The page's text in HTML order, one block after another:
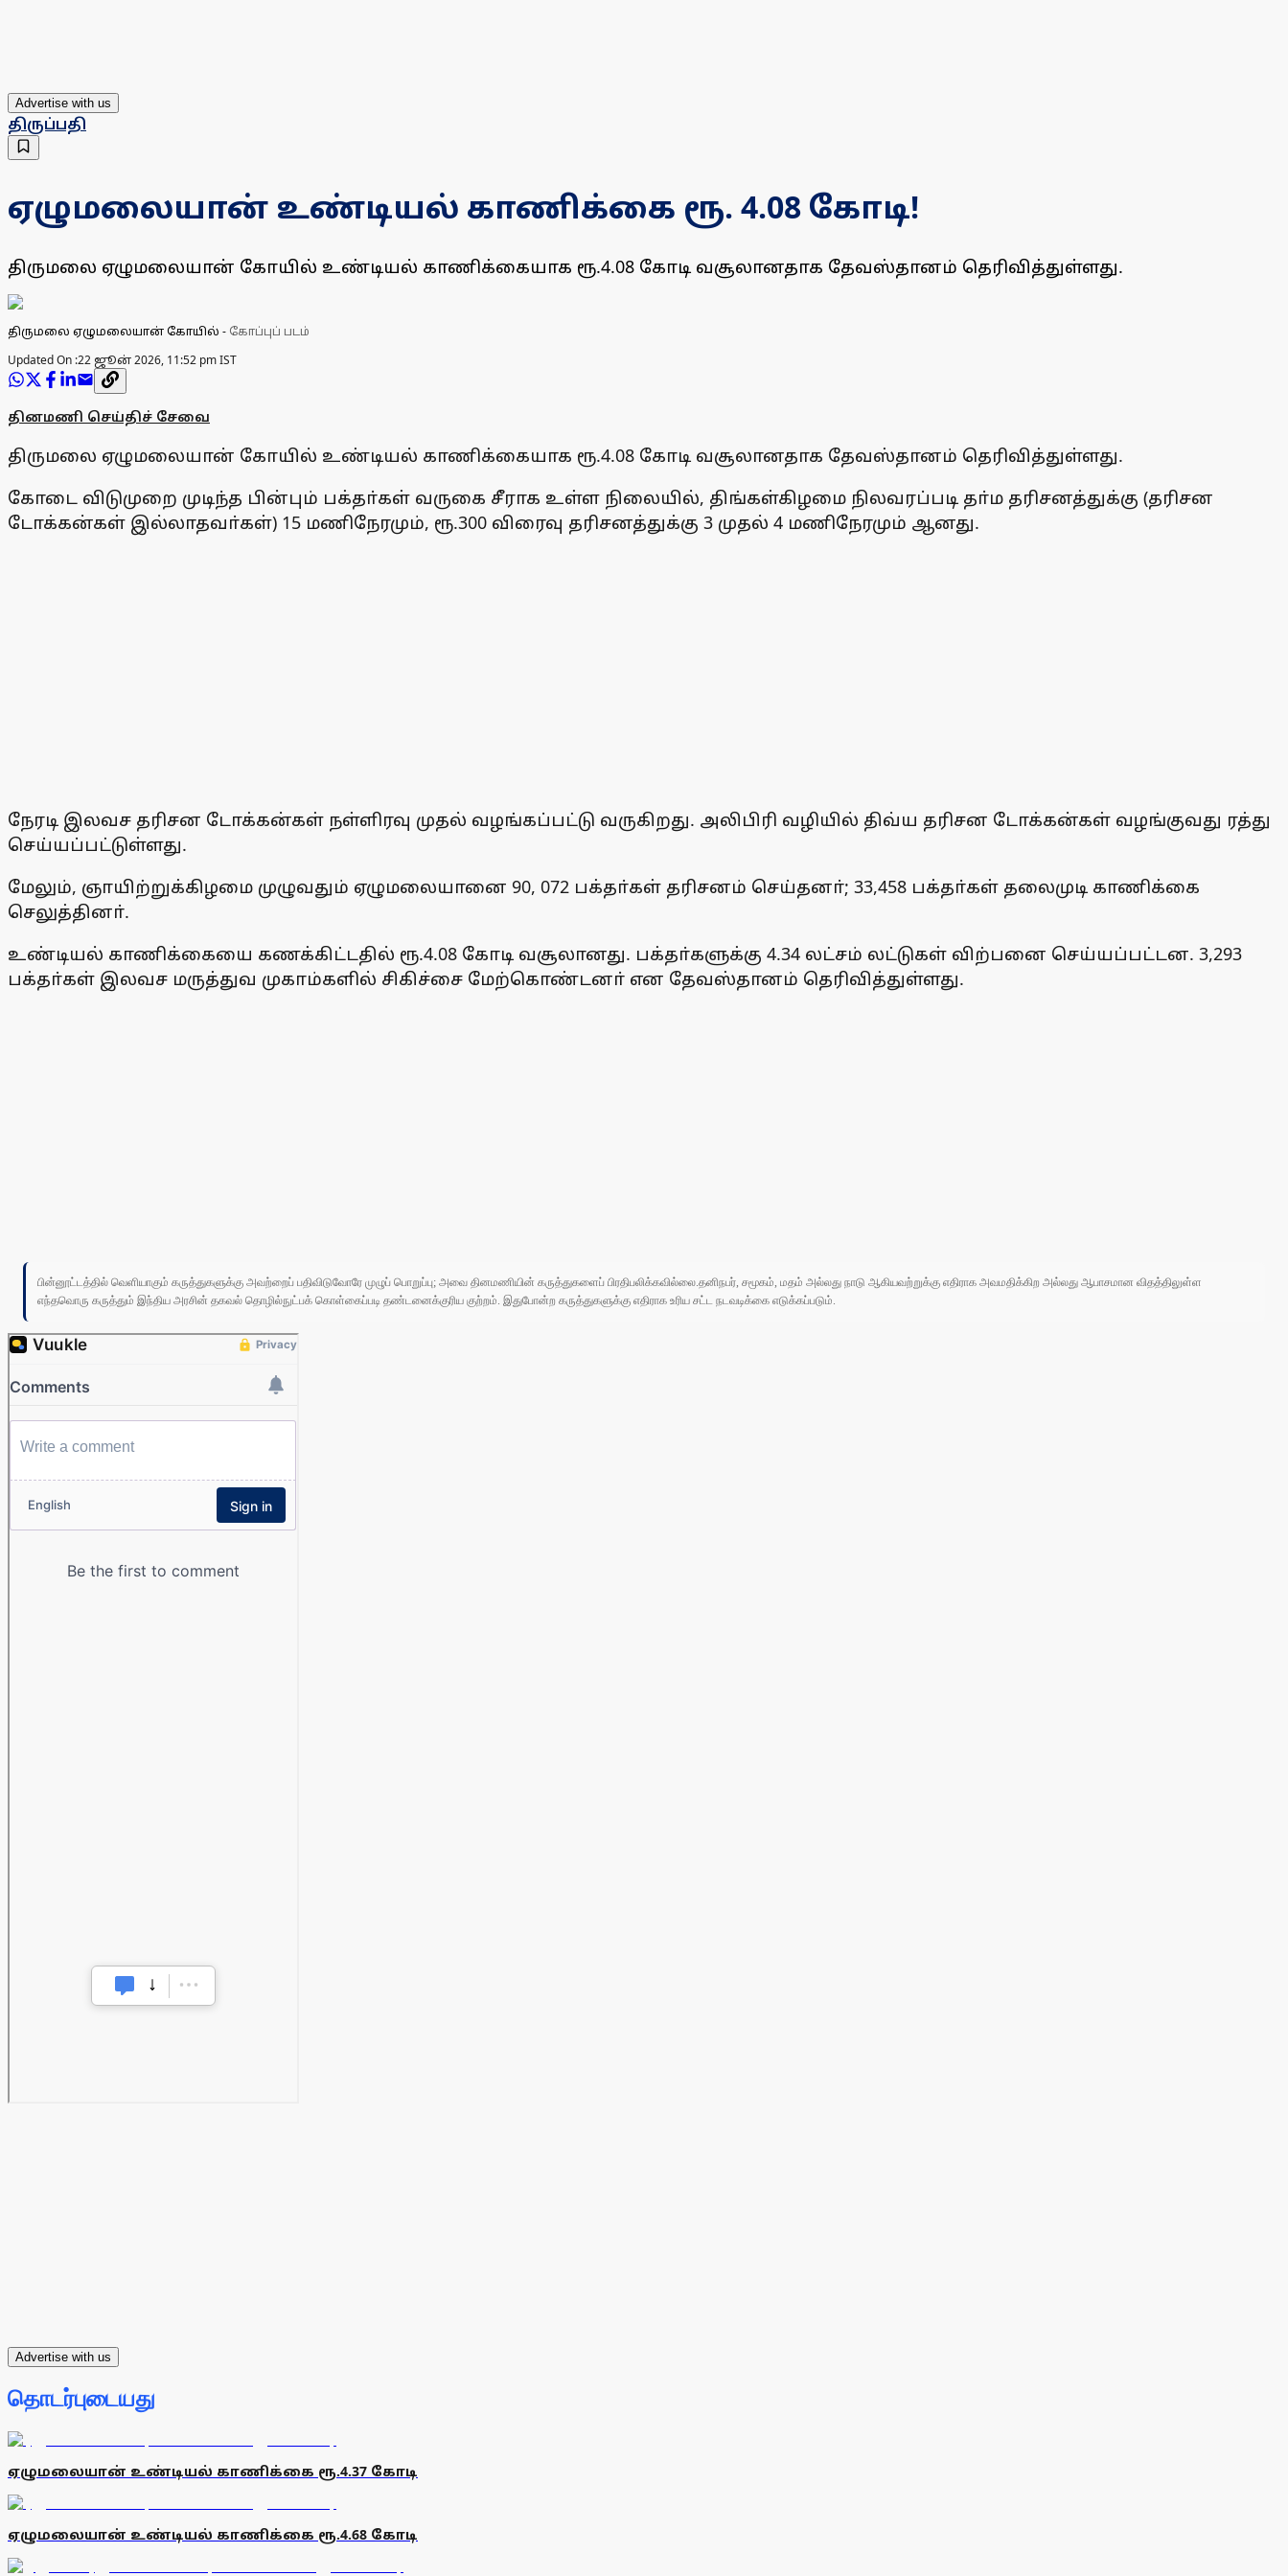
Advertise with us
திருப்பதி
ஏழுமலையான் உண்டியல் காணிக்கை ரூ. 4.08 கோடி!
திருமலை ஏழுமலையான் கோயில் உண்டியல் காணிக்கையாக ரூ.4.08 கோடி வசூலானதாக தேவஸ்தானம் தெரிவித்துள்ளது.
திருமலை ஏழுமலையான் கோயில் - கோப்புப் படம்
Updated On :22 ஜூன் 2026, 11:52 pm IST
தினமணி செய்திச் சேவை
திருமலை ஏழுமலையான் கோயில் உண்டியல் காணிக்கையாக ரூ.4.08 கோடி வசூலானதாக தேவஸ்தானம் தெரிவித்துள்ளது.
கோடை விடுமுறை முடிந்த பின்பும் பக்தா்கள் வருகை சீராக உள்ள நிலையில், திங்கள்கிழமை நிலவரப்படி தா்ம தரிசனத்துக்கு (தரிசன
டோக்கன்கள் இல்லாதவா்கள்) 15 மணிநேரமும், ரூ.300 விரைவு தரிசனத்துக்கு 3 முதல் 4 மணிநேரமும் ஆனது.
நேரடி இலவச தரிசன டோக்கன்கள் நள்ளிரவு முதல் வழங்கப்பட்டு வருகிறது. அலிபிரி வழியில் திவ்ய தரிசன டோக்கன்கள் வழங்குவது ரத்து
செய்யப்பட்டுள்ளது.
மேலும், ஞாயிற்றுக்கிழமை முழுவதும் ஏழுமலையானை 90, 072 பக்தா்கள் தரிசனம் செய்தனா்; 33,458 பக்தா்கள் தலைமுடி காணிக்கை
செலுத்தினா்.
உண்டியல் காணிக்கையை கணக்கிட்டதில் ரூ.4.08 கோடி வசூலானது. பக்தா்களுக்கு 4.34 லட்சம் லட்டுகள் விற்பனை செய்யப்பட்டன. 3,293
பக்தா்கள் இலவச மருத்துவ முகாம்களில் சிகிச்சை மேற்கொண்டனா் என தேவஸ்தானம் தெரிவித்துள்ளது.
பின்னூட்டத்தில் வெளியாகும் கருத்துகளுக்கு அவற்றைப் பதிவிடுவோரே முழுப் பொறுப்பு; அவை தினமணியின் கருத்துகளைப் பிரதிபலிக்கவில்லை.தனிநபர், சமூகம், மதம் அல்லது நாடு ஆகியவற்றுக்கு எதிராக அவமதிக்கிற அல்லது ஆபாசமான விதத்திலுள்ள
எந்தவொரு கருத்தும் இந்திய அரசின் தகவல் தொழில்நுட்பக் கொள்கைப்படி தண்டனைக்குரிய குற்றம். இதுபோன்ற கருத்துகளுக்கு எதிராக உரிய சட்ட நடவடிக்கை எடுக்கப்படும்.
Advertise with us
தொடர்புடையது
ஏழுமலையான் உண்டியல் காணிக்கை ரூ.4.37 கோடி
ஏழுமலையான் உண்டியல் காணிக்கை ரூ.4.68 கோடி